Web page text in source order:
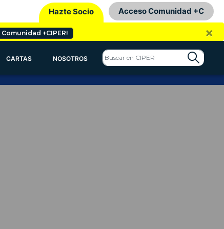
Hazte Socio Acceso Comunidad +C
Comunidad +CIPER! ×
CARTAS NOSOTROS